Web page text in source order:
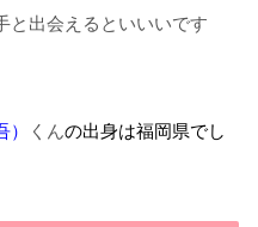
と出会えるといいいです
くんの出身は福岡県でし